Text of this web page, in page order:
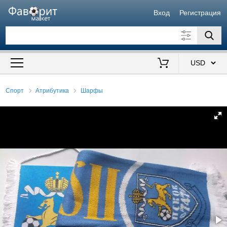
Вход Регистрация
Искать также в описании
Спорт Атрибутика Шарфы